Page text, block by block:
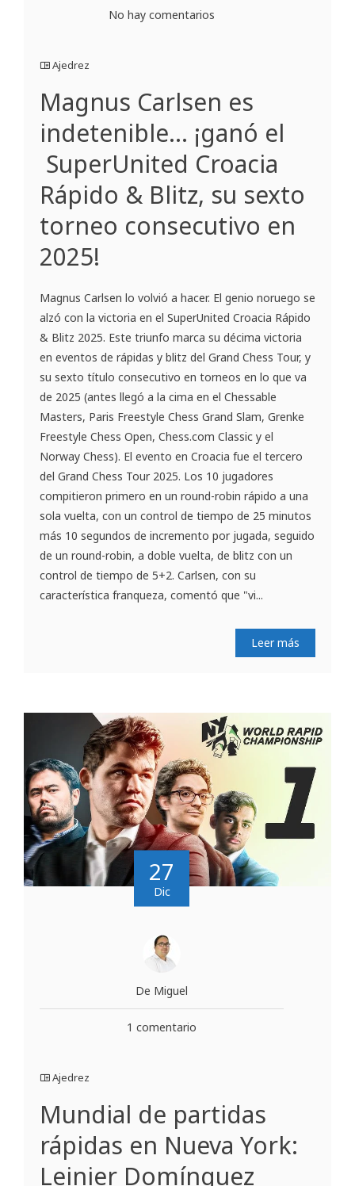
No hay comentarios
Ajedrez
Magnus Carlsen es
indetenible… ¡ganó el
SuperUnited Croacia
Rápido & Blitz, su sexto
torneo consecutivo en
2025!
Magnus Carlsen lo volvió a hacer. El genio noruego se
alzó con la victoria en el SuperUnited Croacia Rápido
& Blitz 2025. Este triunfo marca su décima victoria
en eventos de rápidas y blitz del Grand Chess Tour, y
su sexto título consecutivo en torneos en lo que va
de 2025 (antes llegó a la cima en el Chessable
Masters, Paris Freestyle Chess Grand Slam, Grenke
Freestyle Chess Open, Chess.com Classic y el
Norway Chess). El evento en Croacia fue el tercero
del Grand Chess Tour 2025. Los 10 jugadores
compitieron primero en un round-robin rápido a una
sola vuelta, con un control de tiempo de 25 minutos
más 10 segundos de incremento por jugada, seguido
de un round-robin, a doble vuelta, de blitz con un
control de tiempo de 5+2. Carlsen, con su
característica franqueza, comentó que "vi...
Leer más
27
Dic
De Miguel
1 comentario
Ajedrez
Mundial de partidas
rápidas en Nueva York:
Leinier Domínguez